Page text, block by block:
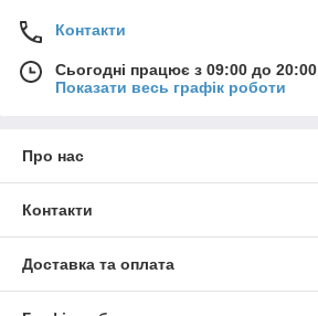
Контакти
Сьогодні працює з 09:00 до 20:00
Показати весь графік роботи
Про нас
Контакти
Доставка та оплата